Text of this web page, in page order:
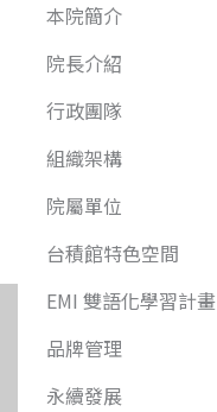
本院簡介
院長介紹
行政團隊
組織架構
院屬單位
台積館特色空間
EMI 雙語化學習計畫
品牌管理
永續發展